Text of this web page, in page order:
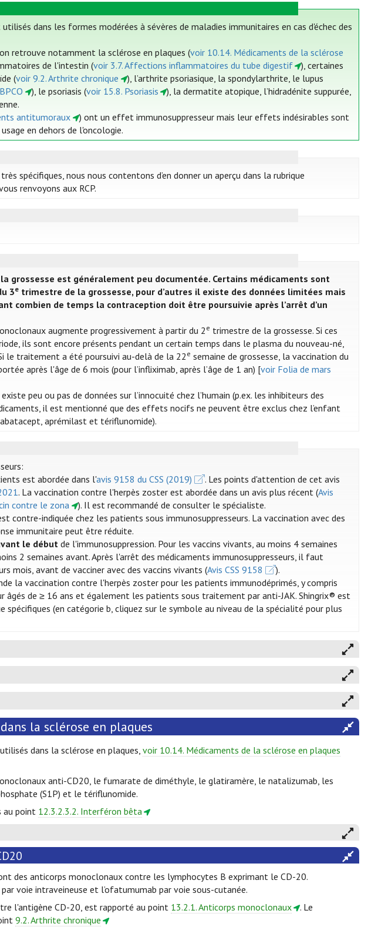
dans les formes modérées à sévères de maladies immunitaires en cas d'échec des
retrouve notamment la sclérose en plaques (voir 10.14. Médicaments de la sclérose
de l'intestin (voir 3.7. Affections inflammatoires du tube digestif
), certaines
(voir 9.2. Arthrite chronique
), l’arthrite psoriasique, la spondylarthrite, le lupus
), le psoriasis (voir 15.8. Psoriasis
), la dermatite atopique, l’hidradénite suppurée,
antitumoraux
) ont un effet immunosuppresseur mais leur effets indésirables sont
en dehors de l'oncologie.
spécifiques, nous nous contentons d’en donner un aperçu dans la rubrique
renvoyons aux RCP.
grossesse est généralement peu documentée. Certains médicaments sont
3e trimestre de la grossesse, pour d’autres il existe des données limitées mais
combien de temps la contraception doit être poursuivie après l’arrêt d’un
augmente progressivement à partir du 2 e trimestre de la grossesse. Si ces
ils sont encore présents pendant un certain temps dans le plasma du nouveau-né,
le traitement a été poursuivi au-delà de la 22e semaine de grossesse, la vaccination du
après l'âge de 6 mois (pour l’infliximab, après l’âge de 1 an) [voir Folia de mars
peu ou pas de données sur l’innocuité chez l’humain (p.ex. les inhibiteurs des
il est mentionné que des effets nocifs ne peuvent être exclus chez l’enfant
aprémilast et tériflunomide).
est abordée dans l'avis 9158 du CSS (2019)
. Les points d'attention de cet avis
. La vaccination contre l'herpès zoster est abordée dans un avis plus récent (Avis
contre le zona
). Il est recommandé de consulter le spécialiste.
contre-indiquée chez les patients sous immunosuppresseurs. La vaccination avec des
immunitaire peut être réduite.
le début de l'immunosuppression. Pour les vaccins vivants, au moins 4 semaines
2 semaines avant. Après l'arrêt des médicaments immunosuppresseurs, il faut
mois, avant de vacciner avec des vaccins vivants (Avis CSS 9158
).
la vaccination contre l'herpès zoster pour les patients immunodéprimés, y compris
âgés de ≥ 16 ans et également les patients sous traitement par anti-JAK. Shingrix® est
spécifiques (en catégorie b, cliquez sur le symbole au niveau de la spécialité pour plus
la sclérose en plaques
dans la sclérose en plaques,voir 10.14. Médicaments de la sclérose en plaques
anti-CD20, le fumarate de diméthyle, le glatiramère, le natalizumab, les
(S1P) et le tériflunomide.
au point 12.3.2.3.2. Interféron bêta
des anticorps monoclonaux contre les lymphocytes B exprimant le CD-20.
voie intraveineuse et l’ofatumumab par voie sous-cutanée.
l'antigène CD-20, est rapporté au point 13.2.1. Anticorps monoclonaux
. Le
9.2. Arthrite chronique